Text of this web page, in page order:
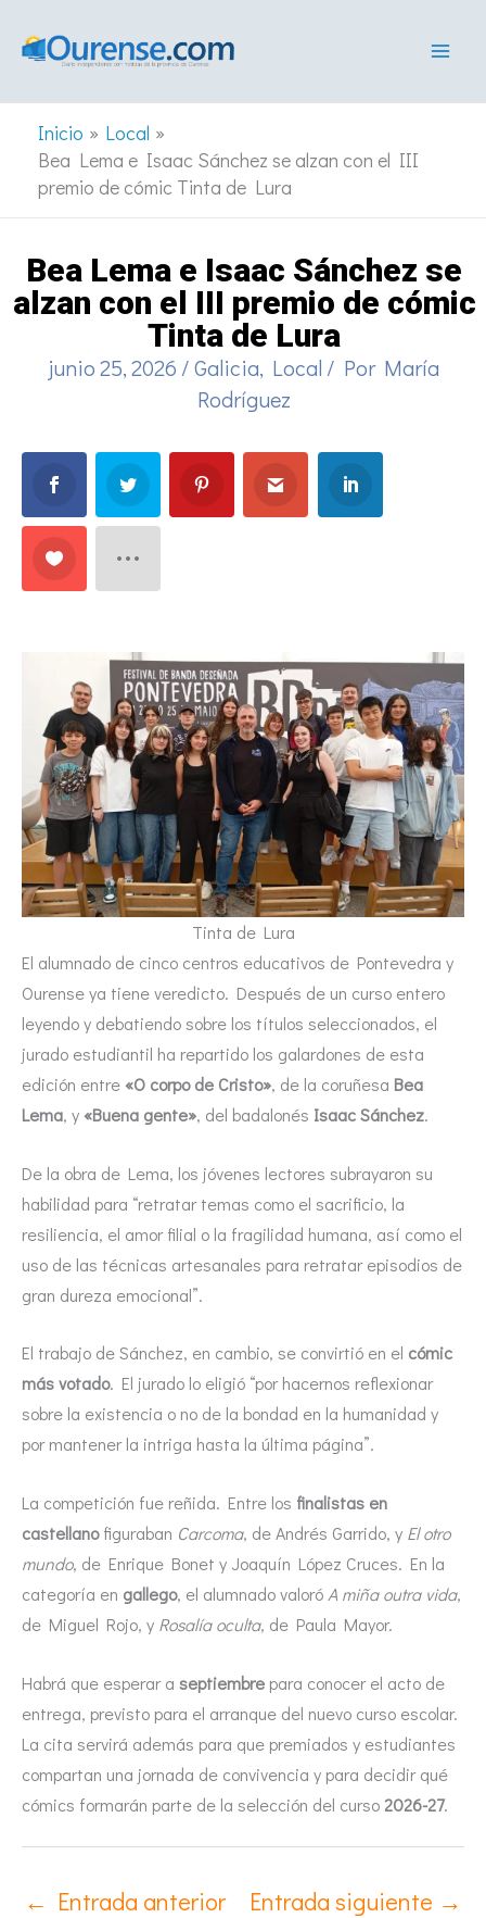
Inicio
Local
Bea Lema e Isaac Sánchez se alzan con el III
premio de cómic Tinta de Lura
Bea Lema e Isaac Sánchez se
alzan con el III premio de cómic
Tinta de Lura
junio 25, 2026 /Galicia, Local / Por María
Rodríguez
Tinta de Lura
El alumnado de cinco centros educativos de Pontevedra y
Ourense ya tiene veredicto. Después de un curso entero
leyendo y debatiendo sobre los títulos seleccionados, el
jurado estudiantil ha repartido los galardones de esta
edición entre«O corpo de Cristo», de la coruñesa Bea
Lema, y«Buena gente», del badalonés Isaac Sánchez.
De la obra de Lema, los jóvenes lectores subrayaron su
habilidad para “retratar temas como el sacrificio, la
resiliencia, el amor filial o la fragilidad humana, así como el
uso de las técnicas artesanales para retratar episodios de
gran dureza emocional”.
El trabajo de Sánchez, en cambio, se convirtió en el cómic
más votado. El jurado lo eligió “por hacernos reflexionar
sobre la existencia o no de la bondad en la humanidad y
por mantener la intriga hasta la última página”.
La competición fue reñida. Entre los finalistas en
castellanofiguraban Carcoma, de Andrés Garrido, y El otro
mundo, de Enrique Bonet y Joaquín López Cruces. En la
categoría en gallego, el alumnado valoró A miña outra vida,
de Miguel Rojo, y Rosalía oculta, de Paula Mayor.
Habrá que esperar a septiembre para conocer el acto de
entrega, previsto para el arranque del nuevo curso escolar.
La cita servirá además para que premiados y estudiantes
compartan una jornada de convivencia y para decidir qué
cómics formarán parte de la selección del curso2026-27.
← Entrada anterior Entrada siguiente →